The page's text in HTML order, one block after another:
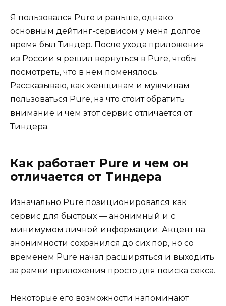
Я пользовался Pure и раньше, однако
основным дейтинг-сервисом у меня долгое
время был Тиндер. После ухода приложения
из России я решил вернуться в Pure, чтобы
посмотреть, что в нем поменялось.
Рассказываю, как женщинам и мужчинам
пользоваться Pure, на что стоит обратить
внимание и чем этот сервис отличается от
Тиндера.
Как работает Pure и чем он
отличается от Тиндера
Изначально Pure позиционировался как
сервис для быстрых — анонимный и с
минимумом личной информации. Акцент на
анонимности сохранился до сих пор, но со
временем Pure начал расширяться и выходить
за рамки приложения просто для поиска секса.
Некоторые его возможности напоминают